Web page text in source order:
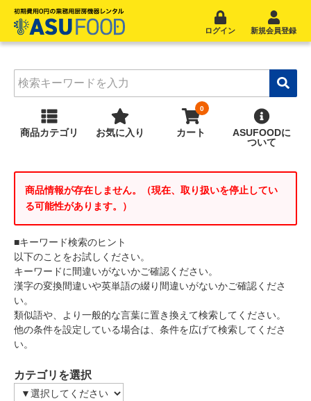
ログイン 新規会員登録
商品カテゴリ お気に入り カート ASUFOODに
ついて
商品情報が存在しません。（現在、取り扱いを停止してい
る可能性があります。）
■キーワード検索のヒント
以下のことをお試しください。
キーワードに間違いがないかご確認ください。
漢字の変換間違いや英単語の綴り間違いがないかご確認くださ
い。
類似語や、より一般的な言葉に置き換えて検索してください。
他の条件を設定している場合は、条件を広げて検索してくださ
い。
カテゴリを選択